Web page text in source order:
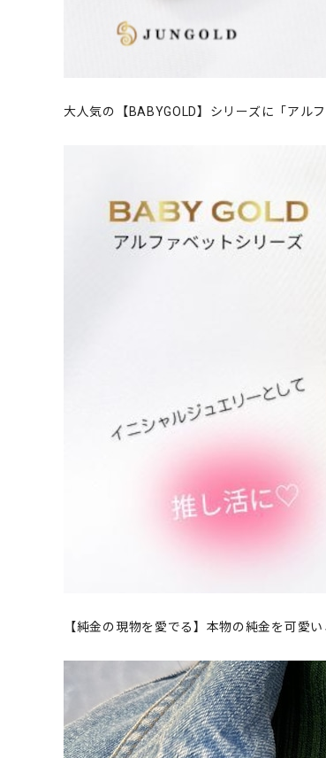
大人気の【BABYGOLD】シリーズに「アル
【純金の現物を愛でる】本物の純金を可愛